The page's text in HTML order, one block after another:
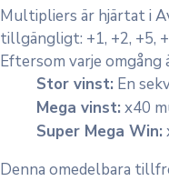
Multipliers är hjärtat i
tillgängligt: +1, +2, +5,
Eftersom varje
Stor vinst: En
Mega vinst: x40
Super Mega Win:
Denna omedelbara